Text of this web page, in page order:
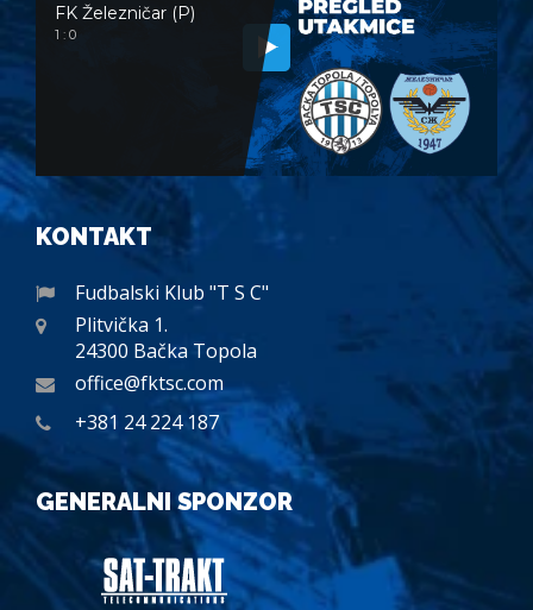
FK Železničar (P)
1 : 0
KONTAKT
Fudbalski Klub "T S C"
Plitvička 1.
24300 Bačka Topola
office@fktsc.com
+381 24 224 187
GENERALNI SPONZOR